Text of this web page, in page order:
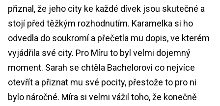
přiznal, že jeho city ke každé dívek jsou skutečné a
stojí před těžkým rozhodnutím. Karamelka si ho
odvedla do soukromí a přečetla mu dopis, ve kterém
vyjádřila své city. Pro Míru to byl velmi dojemný
moment. Sarah se chtěla Bachelorovi co nejvíce
otevřít a přiznat mu své pocity, přestože to pro ni
bylo náročné. Míra si velmi vážil toho, že konečně